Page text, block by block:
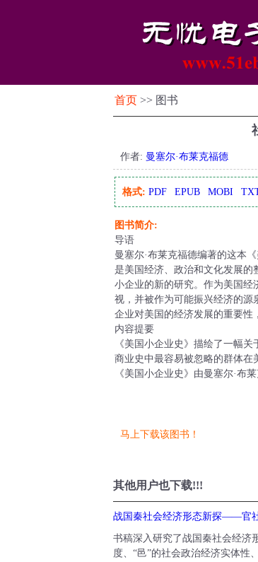
首页 >> 图书
作者: 曼塞尔·布莱克福德
格式: PDF EPUB MOBI
图书简介:
导语
曼塞尔·布莱克福德编著的这本
是美国经济、政治和文化发展的
小企业的新的研究。作为美国经
视，并被作为可能振兴经济的源
企业对美国的经济发展的重要性
内容提要
《美国小企业史》描绘了一幅
商业史中最容易被忽略的群体在
《美国小企业史》由曼塞尔·布莱
马上下载该图书！
其他用户也下载!!!
战国秦社会经济形态新探——官
书稿深入研究了战国秦社会经济
度、“邑”的社会政治经济实体性